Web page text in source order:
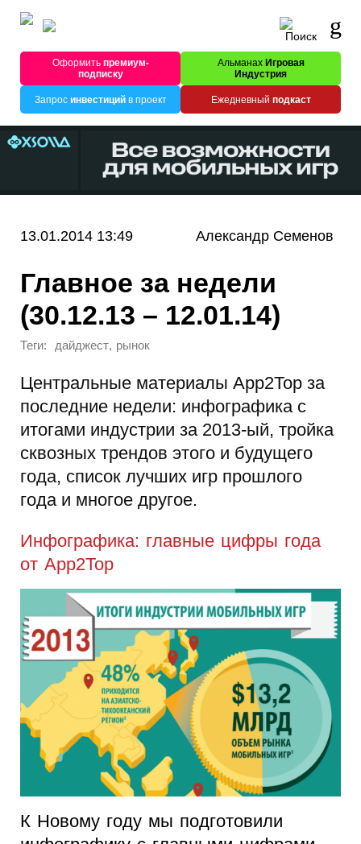
Оформитьпремиум-
подписку
Альманах Игровая
Индустрия
Запрос инвестицийв проект Ежедневный подкаст
13.01.2014 13:49 Александр Семенов
Главное за недели
(30.12.13 – 12.01.14)
Теги: дайджест, рынок
Центральные материалы App2Top за
последние недели: инфографика с
итогами индустрии за 2013-ый, тройка
сквозных трендов этого и будущего
года, список лучших игр прошлого
года и многое другое.
Инфографика: главные цифры года
от App2Top
К Новому году мы подготовили